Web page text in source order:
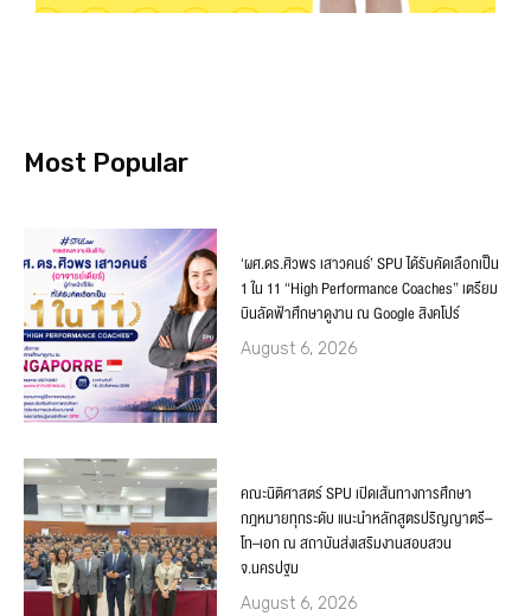
Most Popular
‘ผศ.ดร.ศิวพร เสาวคนธ์’ SPU ได้รับคัดเลือกเป็น
1 ใน 11 “High Performance Coaches” เตรียม
บินลัดฟ้าศึกษาดูงาน ณ Google สิงคโปร์
August 6, 2026
คณะนิติศาสตร์ SPU เปิดเส้นทางการศึกษา
กฎหมายทุกระดับ แนะนำหลักสูตรปริญญาตรี–
โท–เอก ณ สถาบันส่งเสริมงานสอบสวน
จ.นครปฐม
August 6, 2026